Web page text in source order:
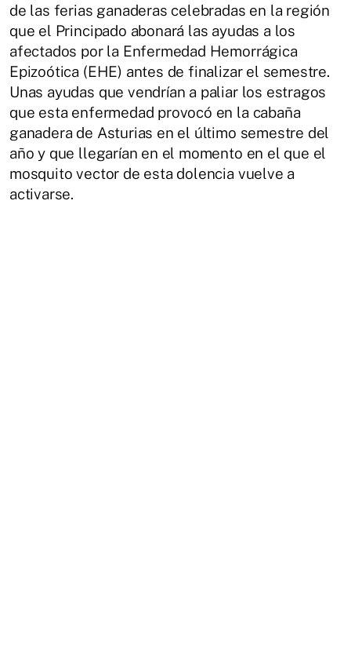
de las ferias ganaderas celebradas en la región
que el Principado abonará las ayudas a los
afectados por la Enfermedad Hemorrágica
Epizoótica (EHE) antes de finalizar el semestre.
Unas ayudas que vendrían a paliar los estragos
que esta enfermedad provocó en la cabaña
ganadera de Asturias en el último semestre del
año y que llegarían en el momento en el que el
mosquito vector de esta dolencia vuelve a
activarse.